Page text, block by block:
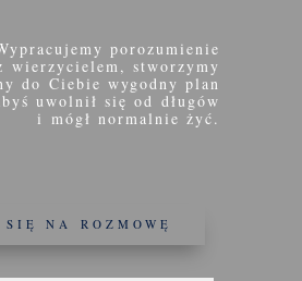
porozumienie
wierzycielem, stworzymy
do Ciebiewygodny plan
uwolnił się od długów
i mógł normalnie żyć.
SIĘ NA ROZMOWĘ